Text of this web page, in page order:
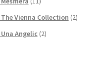
Vienna Collection (2)
Angelic (2)